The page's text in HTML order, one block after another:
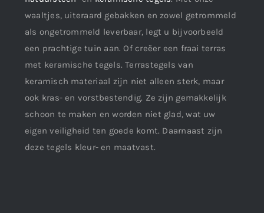
waaltjes, uiteraard gebakken en zowel getrommeld
als ongetrommeld leverbaar, legt u bijvoorbeeld
een prachtige tuin aan. Of creëer een fraai terras
met keramische tegels. Terrastegels van
keramisch materiaal zijn niet alleen sterk, maar
ook kras- en vorstbestendig. Ze zijn gemakkelijk
schoon te maken en worden niet glad, wat uw
eigen veiligheid ten goede komt. Daarnaast zijn
deze tegels kleur- en maatvast.